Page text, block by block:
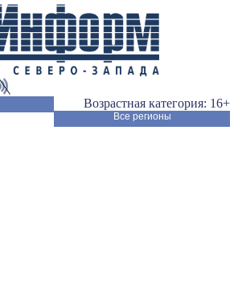
Возрастная категория: 16+
Все регионы